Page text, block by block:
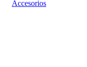
Accesorios